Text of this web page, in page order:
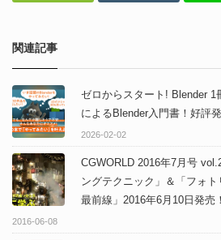
関連記事
ゼロからスタート! Blender 1
によるBlender入門書！好評
2026-02-02
CGWORLD 2016年7月号
ングテクニック」＆「フォ
最前線」2016年6月10日発売！
2016-06-08